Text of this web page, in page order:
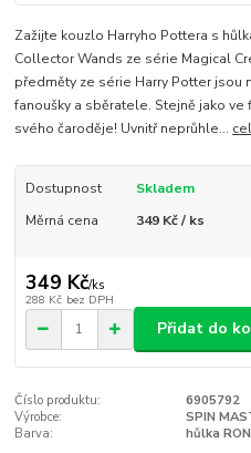
Zažijte kouzlo Harryho Pottera s
Collector Wands ze série Magical
předměty ze série Harry Potter
fanoušky a sběratele. Stejně jako
svého čaroděje! Uvnitř neprůhle...
Dostupnost
Skladem
Měrná cena
349 Kč / ks
349 Kč/ks
288 Kč bez DPH
Přidat do
Číslo produktu:
6905792
Výrobce:
SPIN
Barva:
hůlka